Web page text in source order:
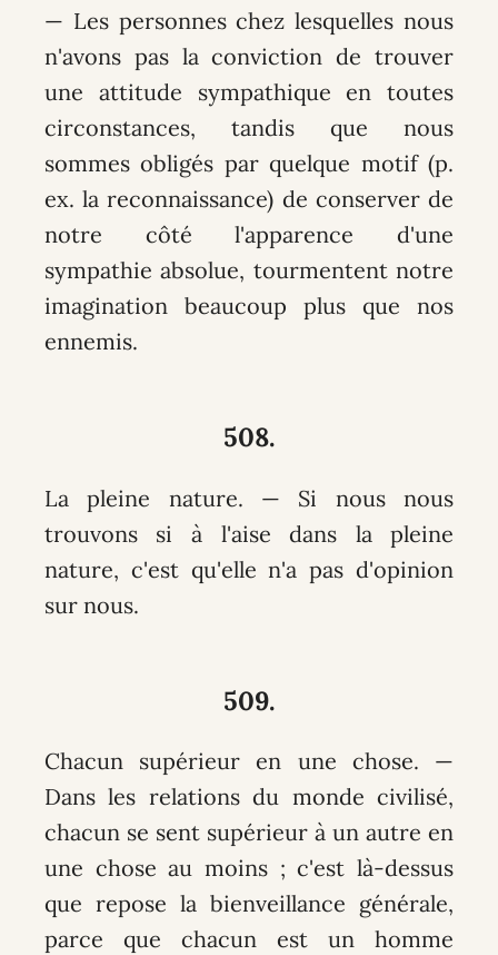
— Les personnes chez lesquelles nous
n'avons pas la conviction de trouver
une attitude sympathique en toutes
circonstances, tandis que nous
sommes obligés par quelque motif (p.
ex. la reconnaissance) de conserver de
notre côté l'apparence d'une
sympathie absolue, tourmentent notre
imagination beaucoup plus que nos
ennemis.
508.
La pleine nature. — Si nous nous
trouvons si à l'aise dans la pleine
nature, c'est qu'elle n'a pas d'opinion
sur nous.
509.
Chacun supérieur en une chose. —
Dans les relations du monde civilisé,
chacun se sent supérieur à un autre en
une chose au moins ; c'est là-dessus
que repose la bienveillance générale,
parce que chacun est un homme